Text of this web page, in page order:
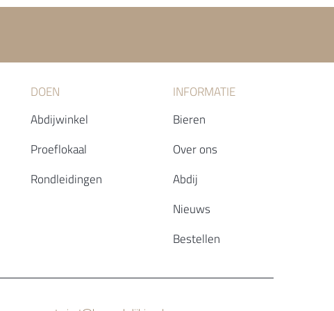
DOEN
Abdijwinkel
Proeflokaal
Rondleidingen
INFORMATIE
Bieren
Over ons
Abdij
Nieuws
Bestellen